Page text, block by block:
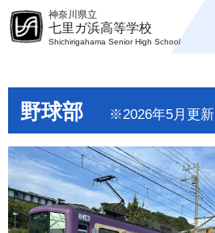
神奈川県立
七里ガ浜高等学校
Shichirigahama Senior High School
野球部 ※2026年5月更新